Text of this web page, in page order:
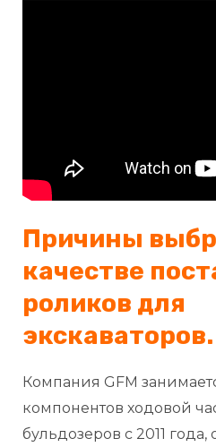
Причины
качестве
роликов для
экскаваторов.
Компания GFM
компонентов ходовой
бульдозеров с 2011 года,